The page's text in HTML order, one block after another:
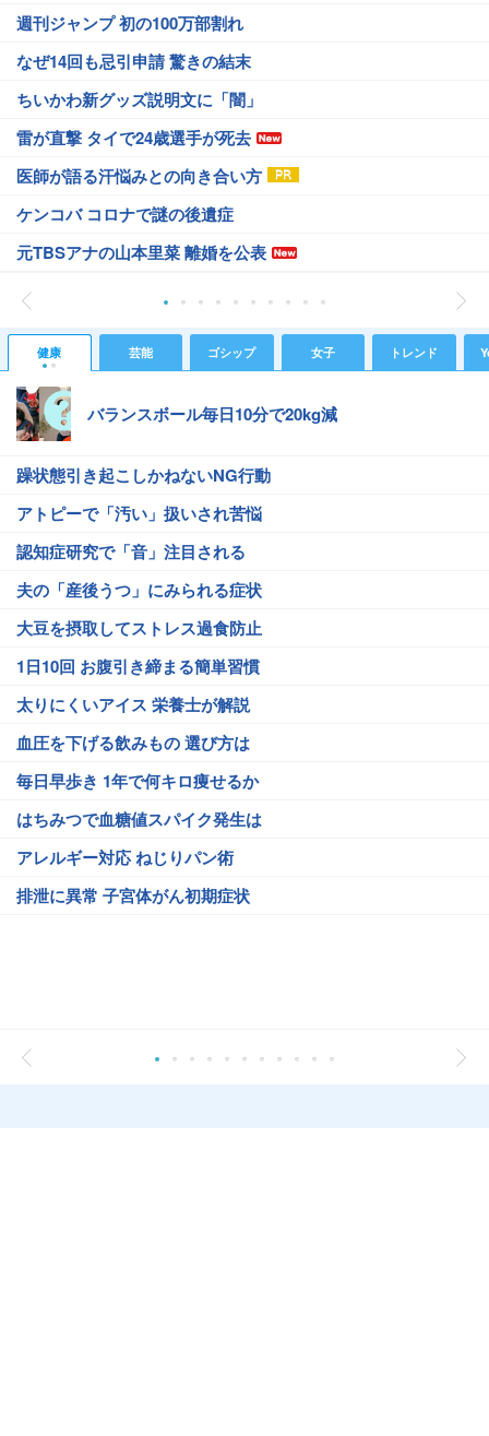
週刊ジャンプ 初の100万部割れ
なぜ14回も忌引申請 驚きの結末
ちいかわ新グッズ説明文に「闇」
雷が直撃 タイで24歳選手が死去
医師が語る汗悩みとの向き合い方
ケンコバ コロナで謎の後遺症
元TBSアナの山本里菜 離婚を公表
健康 芸能 ゴシップ 女子 トレンド
バランスボール毎日10分で20kg減
躁状態引き起こしかねないNG行動
アトピーで「汚い」扱いされ苦悩
認知症研究で「音」注目される
夫の「産後うつ」にみられる症状
大豆を摂取してストレス過食防止
1日10回 お腹引き締まる簡単習慣
太りにくいアイス 栄養士が解説
血圧を下げる飲みもの 選び方は
毎日早歩き 1年で何キロ痩せるか
はちみつで血糖値スパイク発生は
アレルギー対応 ねじりパン術
排泄に異常 子宮体がん初期症状